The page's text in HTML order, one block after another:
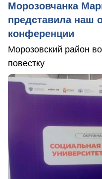
Морозовчанка
представила наш
конференции
Морозовский район
повестку